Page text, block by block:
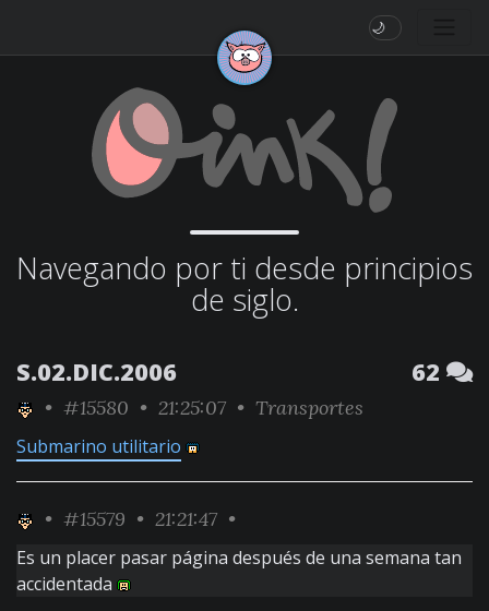
🌙
Navegando por ti desde principios
de siglo.
S.02.DIC.2006 62
• #15580 • 21:25:07 • Transportes
Submarino utilitario
• #15579 • 21:21:47 •
Es un placer pasar página después de una semana tan
accidentada